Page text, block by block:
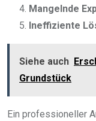
Mangelnde
Ineffiziente
Siehe auch
Grundstück
Ein professioneller